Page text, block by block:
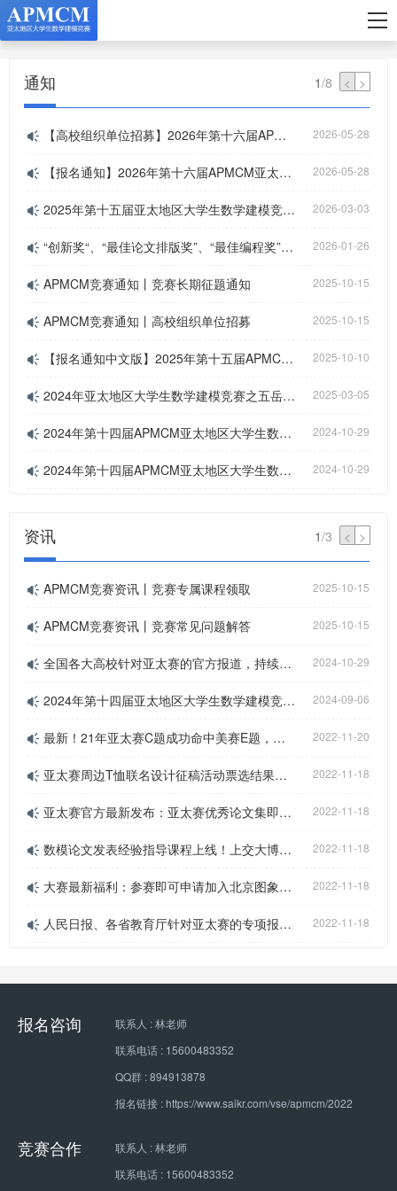
通知 1/8 < >
【高校组织单位招募】2026年第十六届APMCM亚太地区大学生数学建模竞赛（中文赛项） 2026-05-28
【报名通知】2026年第十六届APMCM亚太地区大学生数学建模竞赛（中文赛项） 2026-05-28
2025年第十五届亚太地区大学生数学建模竞赛（APMCM）最佳编程奖、最佳排版奖、最佳新媒体奖获奖名单公布 2026-03-03
“创新奖“、“最佳论文排版奖”、“最佳编程奖”和“最佳新媒体奖”申请方式通知 2026-01-26
APMCM竞赛通知丨竞赛长期征题通知 2025-10-15
APMCM竞赛通知丨高校组织单位招募 2025-10-15
【报名通知中文版】2025年第十五届APMCM亚太地区大学生数学建模竞赛 2025-10-10
2024年亚太地区大学生数学建模竞赛之五岳杯量子计算挑战赛金银铜奖答辩入围名单公布 2025-03-05
2024年第十四届APMCM亚太地区大学生数学建模竞赛报名流程 2024-10-29
2024年第十四届APMCM亚太地区大学生数学建模竞赛常见问题 2024-10-29
资讯 1/3 < >
APMCM竞赛资讯丨竞赛专属课程领取 2025-10-15
APMCM竞赛资讯丨竞赛常见问题解答 2025-10-15
全国各大高校针对亚太赛的官方报道，持续更新中... 2024-10-29
2024年第十四届亚太地区大学生数学建模竞赛（中文赛项）创新奖答辩入围名单公布 2024-09-06
最新！21年亚太赛C题成功命中美赛E题，助力同学成功拿到美赛特等奖！ 2022-11-20
亚太赛周边T恤联名设计征稿活动票选结果出炉！ 2022-11-18
亚太赛官方最新发布：亚太赛优秀论文集即将出版！ 2022-11-18
数模论文发表经验指导课程上线！上交大博士带你全流程梳理 附赠论文写作资料包！ 2022-11-18
大赛最新福利：参赛即可申请加入北京图象图形学学会会员 ，享受众多会员权益 2022-11-18
人民日报、各省教育厅针对亚太赛的专项报道！权威赛事再一次荣登官方媒体！ 2022-11-18
报名咨询
联系人 : 林老师
联系电话 : 15600483352
QQ群 : 894913878
报名链接 : https://www.saikr.com/vse/apmcm/2022
竞赛合作
联系人 : 林老师
联系电话 : 15600483352